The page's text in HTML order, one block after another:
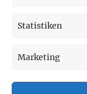
Statistiken
Marketing
SEITEN
Affiliate